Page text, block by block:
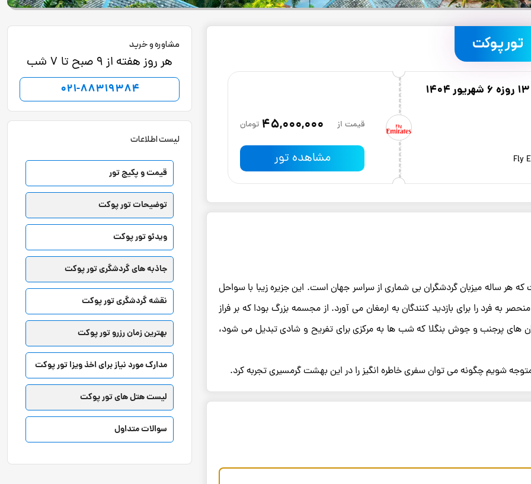
تور پوکت
قیمت از 45,000,000 تومان
مشاهده تور
ساله میزبان گردشگران بی ‌شماری از سراسر جهان است. این جزیره زیبا با سواحل
به‌ فرد را برای بازدید کنندگان به ارمغان می ‌آورد. از مجسمه بزرگ بودا که بر فراز
‌های پرجنب‌ و جوش بنگلا که شب‌ ها به مرکزی برای تفریح و شادی تبدیل می ‌شود،
شویم چگونه می ‌توان سفری خاطره ‌انگیز را در این بهشت گرمسیری تجربه کرد.
مشاوره و خرید
هر روز هفته از 9 صبح تا 7 شب
021-88319384
لیست اطلاعات
قیمت و پکیج تور
توضیحات تور پوکت
ویدئو تور پوکت
جاذبه های گردشگری تور پوکت
نقشه گردشگری تور پوکت
بهترین زمان رزرو تور پوکت
مدارک مورد نیاز برای اخذ ویزا تور پوکت
لیست هتل های تور پوکت
سوالات متداول